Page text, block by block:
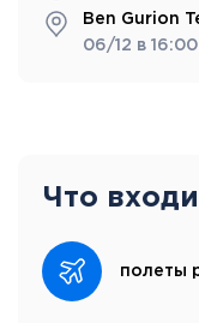
Ben Gurion
06/12 в 16:00
Что
полеты